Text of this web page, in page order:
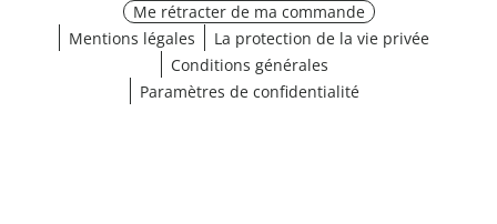
Me rétracter de ma commande
Mentions légales
La protection de la vie privée
Conditions générales
Paramètres de confidentialité